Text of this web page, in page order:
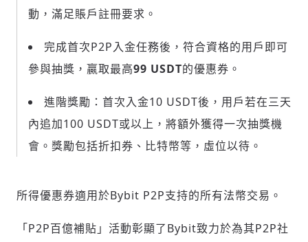
動，滿足賬戶註冊要求。
完成首次P2P入金任務後，符合資格的用戶即可
參與抽獎，贏取最高99 USDT的優惠券。
進階獎勵：首次入金10 USDT後，用戶若在三天
內追加100 USDT或以上，將額外獲得一次抽獎機
會。獎勵包括折扣券、比特幣等，虛位以待。
所得優惠券適用於Bybit P2P支持的所有法幣交易。
「P2P百億補貼」活動彰顯了Bybit致力於為其P2P社